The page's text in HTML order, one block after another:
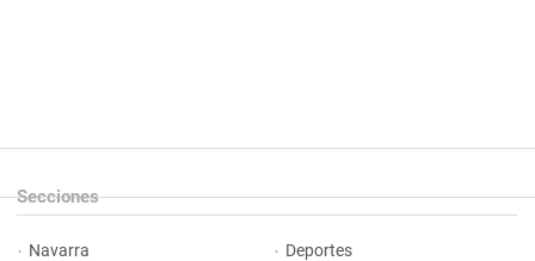
Secciones
Navarra Deportes